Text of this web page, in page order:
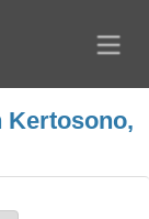
Kertosono,